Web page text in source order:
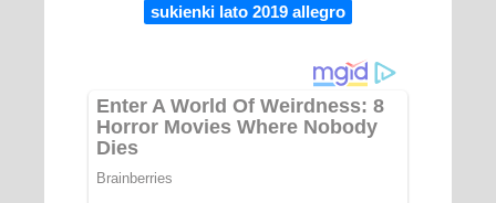
sukienki lato 2019 allegro